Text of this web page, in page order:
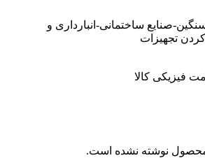
صنایع ساختمانی-انبارداری و
تجهیزات
فیزیکی کالا
محصول نوشته نشده است.